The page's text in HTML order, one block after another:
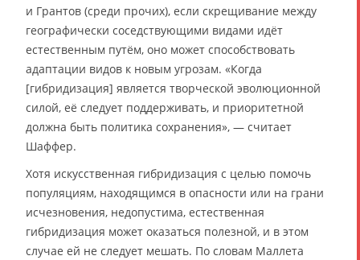
и Грантов (среди прочих), если скрещивание между
географически соседствующими видами идёт
естественным путём, оно может способствовать
адаптации видов к новым угрозам. «Когда
[гибридизация] является творческой эволюционной
силой, её следует поддерживать, и приоритетной
должна быть политика сохранения», — считает
Шаффер.
Хотя искусственная гибридизация с целью помочь
популяциям, находящимся в опасности или на грани
исчезновения, недопустима, естественная
гибридизация может оказаться полезной, и в этом
случае ей не следует мешать. По словам Маллета